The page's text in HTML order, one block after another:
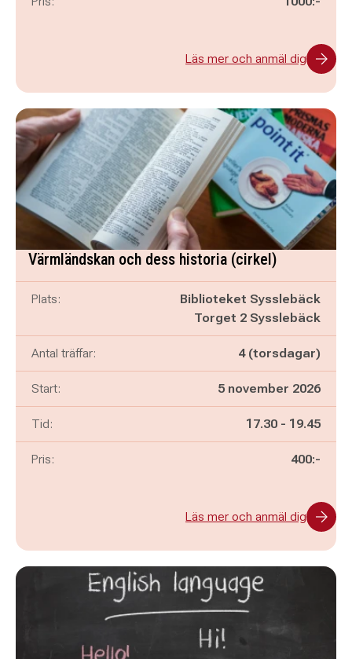
Läs mer och anmäl dig
Värmländskan och dess historia (cirkel)
Plats:
Biblioteket Sysslebäck
Torget 2 Sysslebäck
Antal träffar: 4 (torsdagar)
Start: 5 november 2026
Tid: Pågår mellan
17.30 - och
19.45
Pris: 400:-
Läs mer och anmäl dig